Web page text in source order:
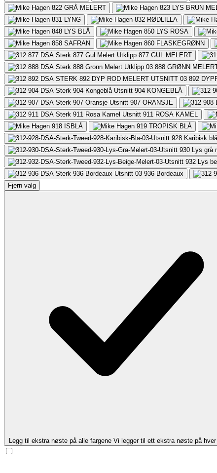
822 GRÅ MELERT 823 LYS BRUN
831 LYNG 832 RØDLILLA
848 LYS BLÅ 850 LYS ROSA
858 SAFRAN 860 FLASKEGRØNN
877 GUL MELERT
888 GRØNN
892
904 KONGEBLÅ
907 ORANSJE
911 ROSA KAMEL
918 ISBLÅ 919 TROPISK BLÅ
928 Karibisk
930 Lys grå
932 Lys
936 Bordeaux
Fjern valg
Legg til ekstra nøste på alle fargene Vi legger til ett ekstra nøste på hver